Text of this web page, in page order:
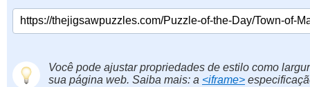
Você pode ajustar propriedades de estilo como
sua página web. Saiba mais: a <iframe>